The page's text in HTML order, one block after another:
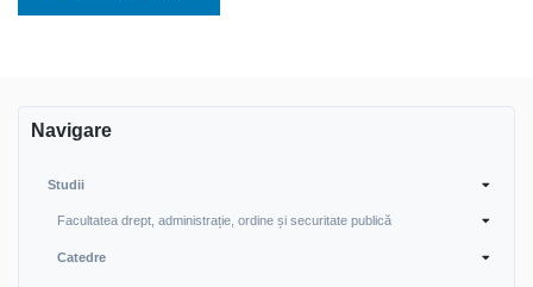
Navigare
Studii
Facultatea drept, administrație, ordine și securitate publică
Catedre